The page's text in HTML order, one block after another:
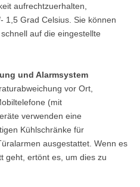
aufrechtzuerhalten,
1,5 Grad Celsius. Sie können
auf die eingestellte
und Alarmsystem
vor Ort,
(mit
verwenden eine
Kühlschränke für
ausgestattet. Wenn es
geht, ertönt es, um dies zu